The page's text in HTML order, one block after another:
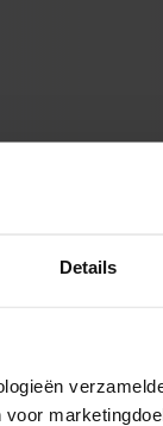
Details